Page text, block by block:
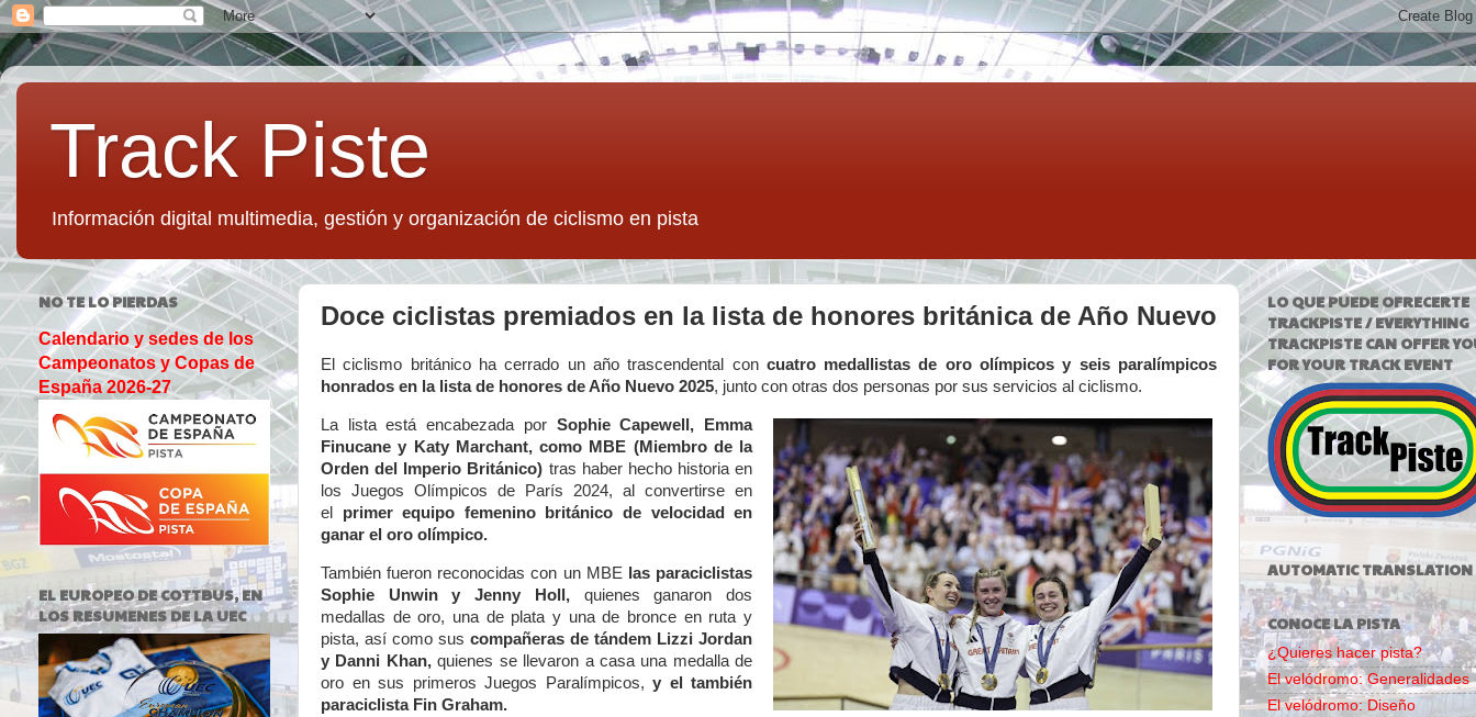
Track Piste
Información digital multimedia, gestión y organización de ciclismo en pista
Doce ciclistas premiados en la lista de honores británica de Año Nuevo
El ciclismo británico ha cerrado un año trascendental con cuatro medallistas de oro olímpicos y seis paralímpicos
honrados en la lista de honores de Año Nuevo 2025, junto con otras dos personas por sus servicios al ciclismo.
La lista está encabezada por Sophie Capewell, Emma
Finucane y Katy Marchant, como MBE (Miembro de la
Orden del Imperio Británico) tras haber hecho historia en
los Juegos Olímpicos de París 2024, al convertirse en
el primer equipo femenino británico de velocidad en
ganar el oro olímpico.
También fueron reconocidas con un MBE
las paraciclistas
Sophie Unwin y Jenny Holl,quienes ganaron dos
medallas de oro, una de plata y una de bronce en ruta y
pista, así como suscompañeras de tándem Lizzi Jordan
y Danni Khan,quienes se llevaron a casa una medalla de
oro en sus primeros Juegos Paralímpicos,y el también
paraciclista Fin Graham.
NO TE LO PIERDAS
Calendario y sedes de los
Campeonatos y Copas de
España 2026-27
EL EUROPEO DE COTTBUS, EN
LOS RESUMENES DE LA UEC
LO QUE PUEDE OFRECERTE
TRACKPISTE / EVERYTHING
TRACKPISTE CAN OFFER
FOR YOUR TRACK EVENT
AUTOMATIC TRANSLATION
CONOCE LA PISTA
¿Quieres hacer pista?
El velódromo: Generalidades
El velódromo: Diseño